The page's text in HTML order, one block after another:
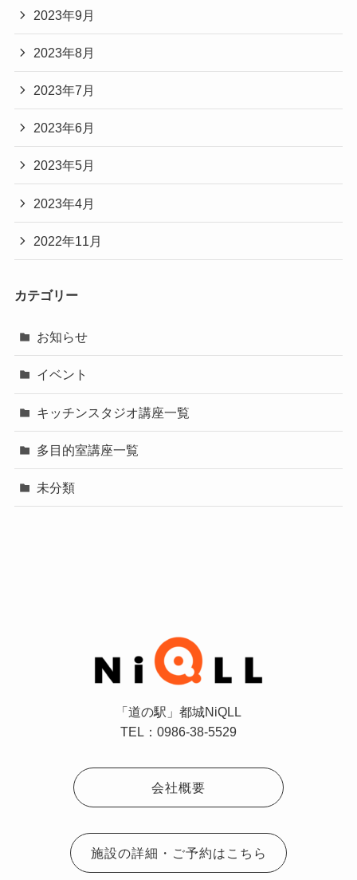
2023年9月
2023年8月
2023年7月
2023年6月
2023年5月
2023年4月
2022年11月
カテゴリー
お知らせ
イベント
キッチンスタジオ講座一覧
多目的室講座一覧
未分類
「道の駅」都城NiQLL
TEL：0986-38-5529
会社概要
施設の詳細・ご予約はこちら